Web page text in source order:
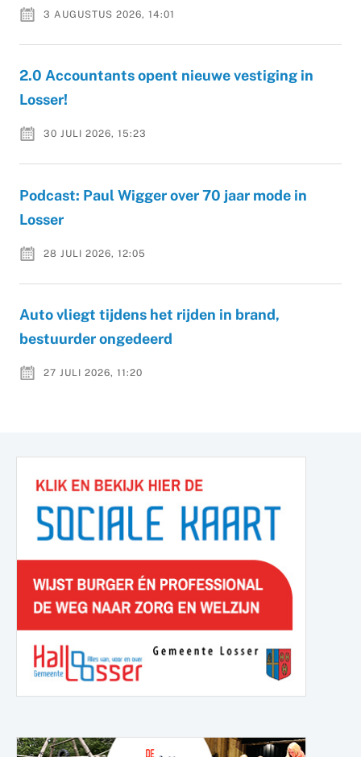
3 AUGUSTUS 2026, 14:01
2.0 Accountants opent nieuwe vestiging in
Losser!
30 JULI 2026, 15:23
Podcast: Paul Wigger over 70 jaar mode in
Losser
28 JULI 2026, 12:05
Auto vliegt tijdens het rijden in brand,
bestuurder ongedeerd
27 JULI 2026, 11:20